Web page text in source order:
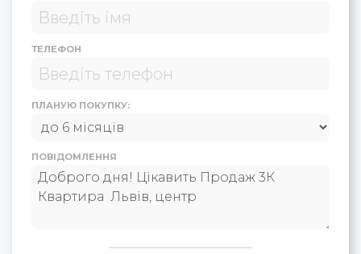
ТЕЛЕФОН
ПЛАНУЮ ПОКУПКУ:
ПОВІДОМЛЕННЯ